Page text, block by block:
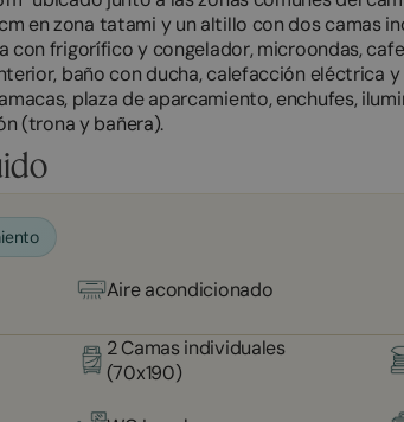
en zona tatami y un altillo con dos camas
frigorífico y congelador, microondas,
baño con ducha, calefacción eléctrica
plaza de aparcamiento, enchufes,
(trona y bañera).
Aire acondicionado
2 Camas individuales
(70x190)